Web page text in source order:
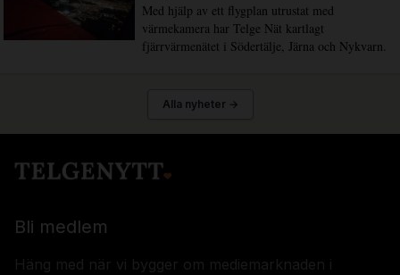
Med hjälp av ett flygplan utrustat med
värmekamera har Telge Nät kartlagt
fjärrvärmenätet i Södertälje, Järna och Nykvarn.
Alla nyheter →
Bli medlem
Häng med när vi bygger om mediemarknaden i